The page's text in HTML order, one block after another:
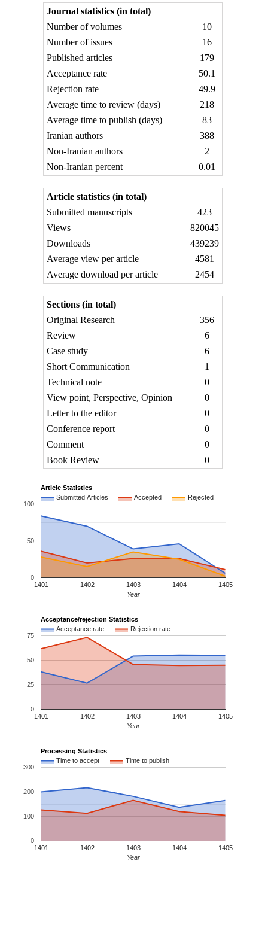
Journal statistics (in total)
Number of volumes
Number of issues
Published articles
Acceptance rate
Rejection rate
Average time to review (days)
Average time to publish (days)
Iranian authors
Non-Iranian authors
Non-Iranian percent
Article statistics (in total)
Submitted manuscripts
Downloads
Average view per article
Average download per article
Sections (in total)
Original Research
Case study
Short Communication
Technical note
View point, Perspective, Opinion
Letter to the editor
Conference report
Comment
Book Review
Article Statistics
Submitted Articles
Accepted
1401 1402 1403 1404
0
50
100
Acceptance/rejection Statistics
Acceptance rate
Rejection rate
1401 1402 1403 1404
0
25
50
75
Processing Statistics
Time to accept
Time to publish
1401 1402 1403 1404
0
100
200
300